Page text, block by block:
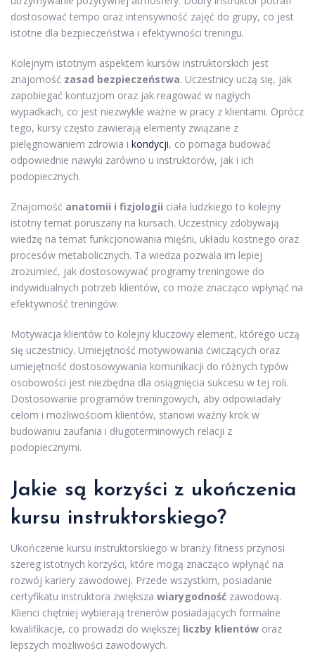
dostosować tempo oraz intensywność zajęć do grupy, co jest
istotne dla bezpieczeństwa i efektywności treningu.
Kolejnym istotnym aspektem kursów instruktorskich jest
znajomość zasad bezpieczeństwa. Uczestnicy uczą się, jak
zapobiegać kontuzjom oraz jak reagować w nagłych
wypadkach, co jest niezwykle ważne w pracy z klientami. Oprócz
tego, kursy często zawierają elementy związane z
pielęgnowaniem zdrowia i kondycji, co pomaga budować
odpowiednie nawyki zarówno u instruktorów, jak i ich
podopiecznych.
Znajomość anatomii i fizjologii ciała ludzkiego to kolejny
istotny temat poruszany na kursach. Uczestnicy zdobywają
wiedzę na temat funkcjonowania mięśni, układu kostnego oraz
procesów metabolicznych. Ta wiedza pozwala im lepiej
zrozumieć, jak dostosowywać programy treningowe do
indywidualnych potrzeb klientów, co może znacząco wpłynąć na
efektywność treningów.
Motywacja klientów to kolejny kluczowy element, którego uczą
się uczestnicy. Umiejętność motywowania ćwiczących oraz
umiejętność dostosowywania komunikacji do różnych typów
osobowości jest niezbędna dla osiągnięcia sukcesu w tej roli.
Dostosowanie programów treningowych, aby odpowiadały
celom i możliwościom klientów, stanowi ważny krok w
budowaniu zaufania i długoterminowych relacji z
podopiecznymi.
Jakie są korzyści z ukończenia
kursu instruktorskiego?
Ukończenie kursu instruktorskiego w branży fitness przynosi
szereg istotnych korzyści, które mogą znacząco wpłynąć na
rozwój kariery zawodowej. Przede wszystkim, posiadanie
certyfikatu instruktora zwiększa wiarygodność zawodową.
Klienci chętniej wybierają trenerów posiadających formalne
kwalifikacje, co prowadzi do większej liczby klientów oraz
lepszych możliwości zawodowych.